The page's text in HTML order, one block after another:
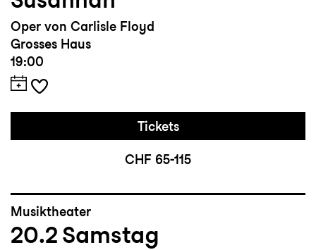
Oper von Carlisle Floyd
Grosses Haus
19:00
Tickets
CHF 65-115
Musiktheater
20.2 Samstag